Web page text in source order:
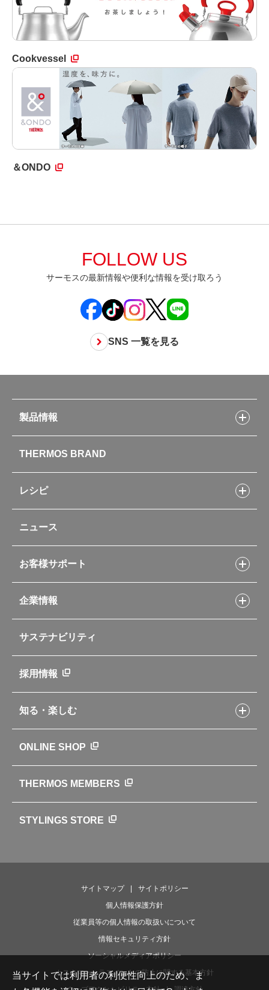
Cookvessel
＆ONDO
FOLLOW US
サーモスの最新情報や便利な情報を受け取ろう
SNS 一覧を見る
製品情報
水筒
お弁当
キッチン用品
ポット・アイスペール
コーヒーメーカー
ソフトクーラー・バッグ
自転車専用ボトル
アパレル小物
新製品一覧
カタログ
THERMOS BRAND
レシピ
フライパンレシピ
シャトルシェフレシピ
スープジャーレシピ
イージースモーカーレシピ
レシピ本のご紹介
ニュース
お客様サポート
交換用部品の購入方法
部品の種類や販売状況を調べる
よくあるご質問・お問い合わせ
企業情報
企業理念
会社概要
ニュース
世界のサーモス
サーモスの歴史
サステナビリティ
採用情報
知る・楽しむ
クラブサーモス
WEBマガジン
お弁当にエールを込めて
ONLINE SHOP
THERMOS MEMBERS
STYLINGS STORE
サイトマップ
サイトポリシー
個人情報保護方針
従業員等の個人情報の取扱いについて
情報セキュリティ方針
ソーシャルメディアポリシー
カスタマーハラスメントの防止に関する基本方針
当サイトでは利用者の利便性向上のため、ま